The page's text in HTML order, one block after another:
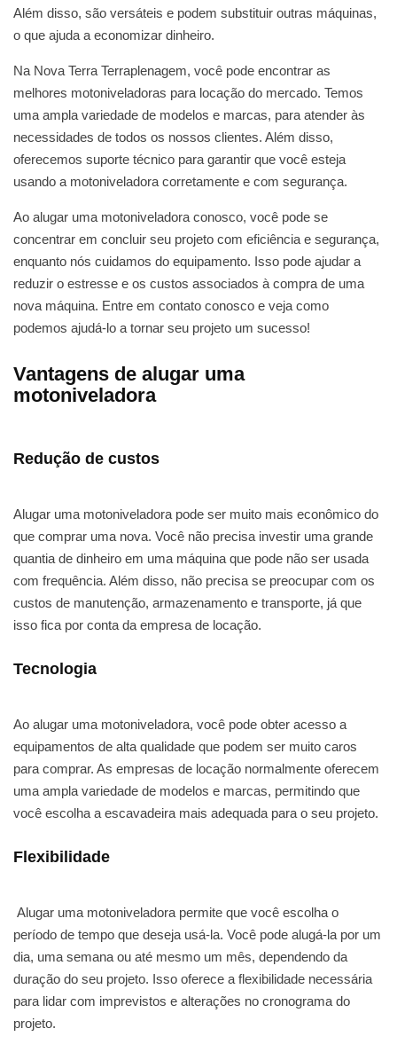
Além disso, são versáteis e podem substituir outras máquinas,
o que ajuda a economizar dinheiro.
Na Nova Terra Terraplenagem, você pode encontrar as
melhores motoniveladoras para locação do mercado. Temos
uma ampla variedade de modelos e marcas, para atender às
necessidades de todos os nossos clientes. Além disso,
oferecemos suporte técnico para garantir que você esteja
usando a motoniveladora corretamente e com segurança.
Ao alugar uma motoniveladora conosco, você pode se
concentrar em concluir seu projeto com eficiência e segurança,
enquanto nós cuidamos do equipamento. Isso pode ajudar a
reduzir o estresse e os custos associados à compra de uma
nova máquina. Entre em contato conosco e veja como
podemos ajudá-lo a tornar seu projeto um sucesso!
Vantagens de alugar uma
motoniveladora
Redução de custos
Alugar uma motoniveladora pode ser muito mais econômico do
que comprar uma nova. Você não precisa investir uma grande
quantia de dinheiro em uma máquina que pode não ser usada
com frequência. Além disso, não precisa se preocupar com os
custos de manutenção, armazenamento e transporte, já que
isso fica por conta da empresa de locação.
Tecnologia
Ao alugar uma motoniveladora, você pode obter acesso a
equipamentos de alta qualidade que podem ser muito caros
para comprar. As empresas de locação normalmente oferecem
uma ampla variedade de modelos e marcas, permitindo que
você escolha a escavadeira mais adequada para o seu projeto.
Flexibilidade
Alugar uma motoniveladora permite que você escolha o
período de tempo que deseja usá-la. Você pode alugá-la por um
dia, uma semana ou até mesmo um mês, dependendo da
duração do seu projeto. Isso oferece a flexibilidade necessária
para lidar com imprevistos e alterações no cronograma do
projeto.